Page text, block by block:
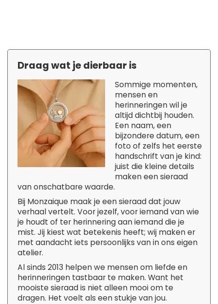
Draag wat je dierbaar is
Sommige momenten,
mensen en
herinneringen wil je
altijd dichtbij houden.
Een naam, een
bijzondere datum, een
foto of zelfs het eerste
handschrift van je kind:
juist die kleine details
maken een sieraad
van onschatbare waarde.
Bij Monzaique maak je een sieraad dat jouw
verhaal vertelt. Voor jezelf, voor iemand van wie
je houdt of ter herinnering aan iemand die je
mist. Jij kiest wat betekenis heeft; wij maken er
met aandacht iets persoonlijks van in ons eigen
atelier.
Al sinds 2013 helpen we mensen om liefde en
herinneringen tastbaar te maken. Want het
mooiste sieraad is niet alleen mooi om te
dragen. Het voelt als een stukje van jou.